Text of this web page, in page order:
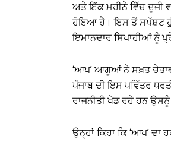
ਅਤੇ ਇੱਕ ਮਹੀਨੇ ਵਿੱਚ ਦੂਜੀ
ਹੋਇਆ ਹੈ। ਇਸ ਤੋਂ ਸਪੱਸ਼ਟ
ਇਮਾਨਦਾਰ ਸਿਪਾਹੀਆਂ ਨੂੰ
‘ਆਪ’ ਆਗੂਆਂ ਨੇ ਸਖ਼ਤ
ਪੰਜਾਬ ਦੀ ਇਸ ਪਵਿੱਤਰ
ਰਾਜਨੀਤੀ ਖੇਡ ਰਹੇ ਹਨ
ਉਨ੍ਹਾਂ ਕਿਹਾ ਕਿ ‘ਆਪ’